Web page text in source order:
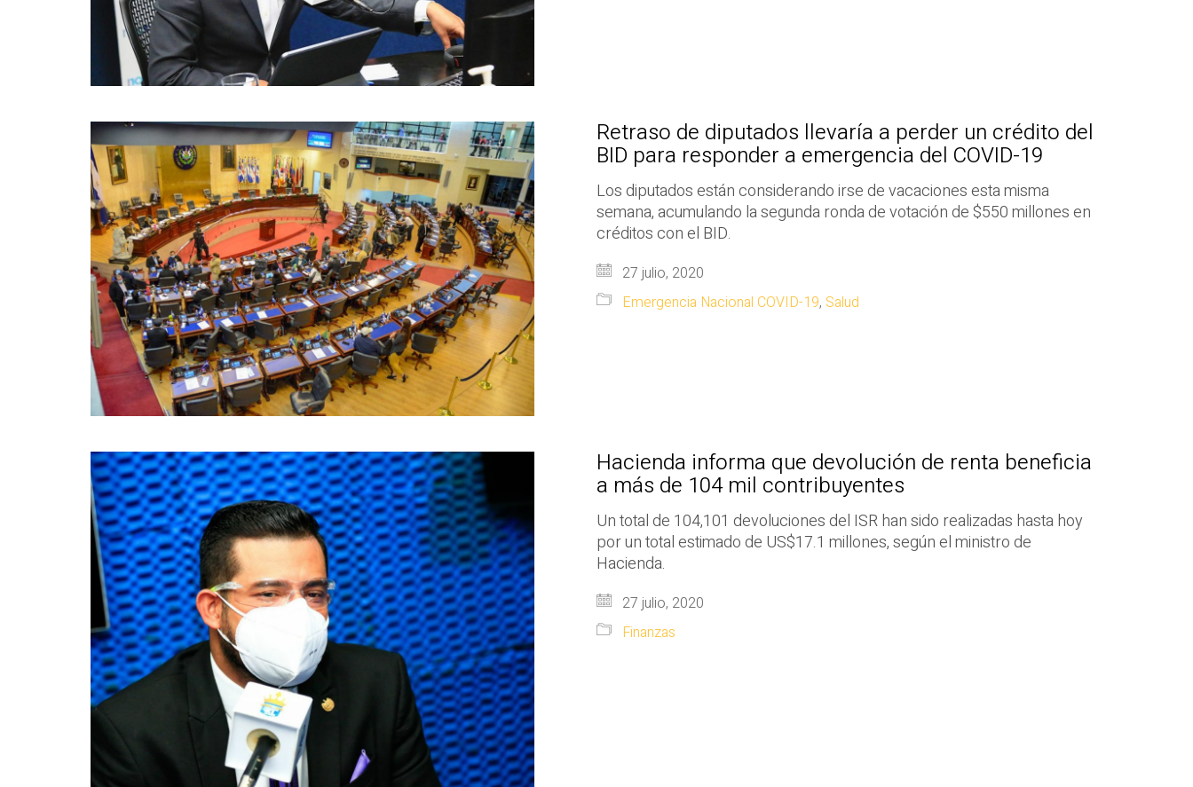
Retraso de diputados llevaría a perder un crédito del
BID para responder a emergencia del COVID-19
Los diputados están considerando irse de vacaciones esta misma
semana, acumulando la segunda ronda de votación de $550 millones en
créditos con el BID.
27 julio, 2020
Emergencia Nacional COVID-19, Salud
Hacienda informa que devolución de renta beneficia
a más de 104 mil contribuyentes
Un total de 104,101 devoluciones del ISR han sido realizadas hasta hoy
por un total estimado de US$17.1 millones, según el ministro de
Hacienda.
27 julio, 2020
Finanzas